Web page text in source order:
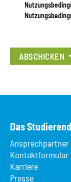
ABSCHICKEN
Das
Ansprechpartner
Kontaktformular
Karriere
Presse